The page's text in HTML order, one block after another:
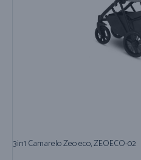
3in1 Camarelo Zeo eco, ZEOECO-02